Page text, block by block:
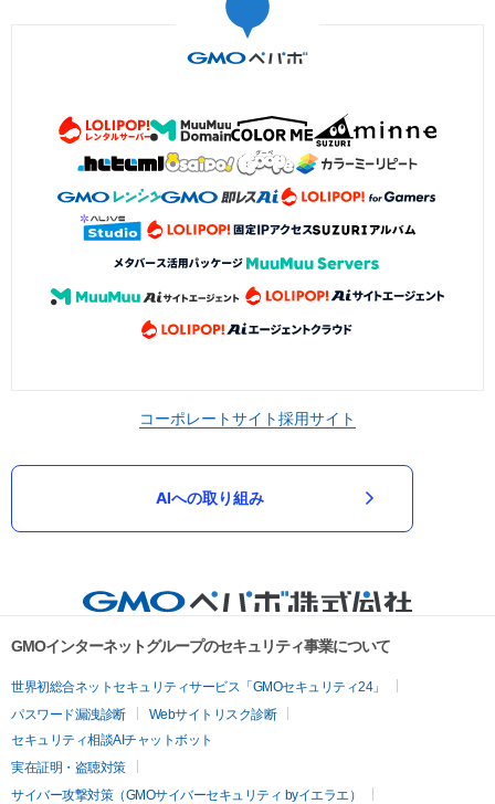
コーポレートサイト採用サイト
AIへの取り組み
GMOインターネットグループのセキュリティ事業について
世界初総合ネットセキュリティサービス「GMOセキュリティ24」
パスワード漏洩診断
Webサイトリスク診断
セキュリティ相談AIチャットボット
実在証明・盗聴対策
サイバー攻撃対策（GMOサイバーセキュリティ byイエラエ）